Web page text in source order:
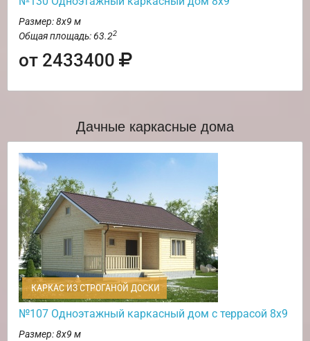
Размер: 8х9 м
Общая площадь: 63.22
от 2433400
Дачные каркасные дома
КАРКАС ИЗ СТРОГАНОЙ ДОСКИ
№107 Одноэтажный каркасный дом с террасой 8х9
Размер: 8х9 м